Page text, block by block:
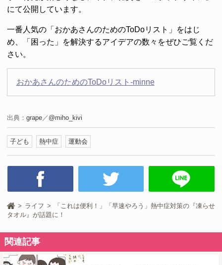
にて公開しています。
一番人気の「おかあさんのためのToDoリスト」をはじ
め、「困った」を解決するアイデアの数々をぜひご覧くだ
さい。
おかあさんのためのToDoリスト-minne
出典： grape ／ @miho_kivi
子ども 熱中症 運動会
ライフ
「これは便利！」「早速やろう」熱中症対策の『凍らせ
タオル』が話題に！
関連記事